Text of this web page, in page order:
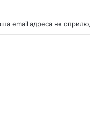
email адреса не